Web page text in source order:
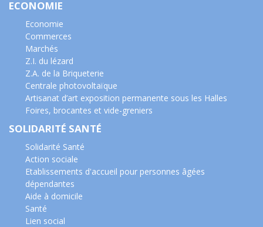
ECONOMIE
Economie
Commerces
Marchés
Z.I. du lézard
Z.A. de la Briqueterie
Centrale photovoltaïque
Artisanat d’art exposition permanente sous les Halles
Foires, brocantes et vide-greniers
SOLIDARITÉ SANTÉ
Solidarité Santé
Action sociale
Etablissements d'accueil pour personnes âgées
dépendantes
Aide à domicile
Santé
Lien social